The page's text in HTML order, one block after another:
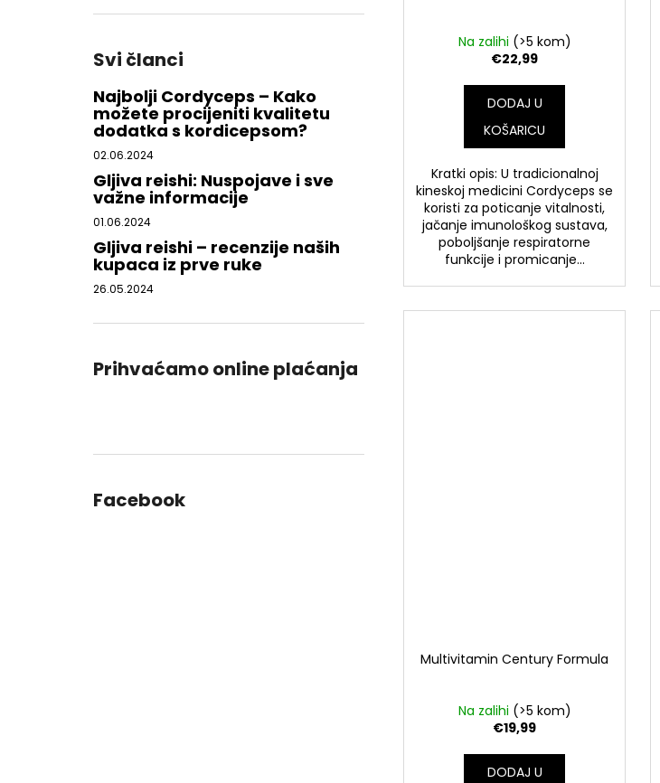
Svi članci
Najbolji Cordyceps – Kako
možete procijeniti kvalitetu
dodatka s kordicepsom?
02.06.2024
Gljiva reishi: Nuspojave i sve
važne informacije
01.06.2024
Gljiva reishi – recenzije naših
kupaca iz prve ruke
26.05.2024
Prihvaćamo online plaćanja
Facebook
Na zalihi (>5 kom)
€22,99
DODAJ U
KOŠARICU
Kratki opis: U tradicionalnoj
kineskoj medicini Cordyceps se
koristi za poticanje vitalnosti,
jačanje imunološkog sustava,
poboljšanje respiratorne
funkcije i promicanje...
Multivitamin Century Formula
Na zalihi (>5 kom)
€19,99
DODAJ U